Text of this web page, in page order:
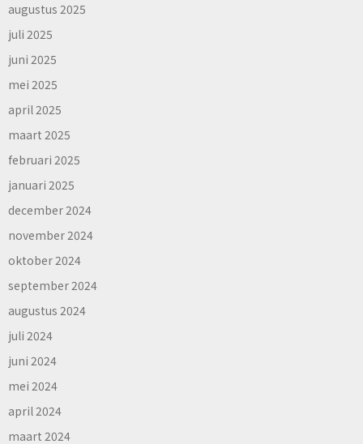
augustus 2025
juli 2025
juni 2025
mei 2025
april 2025
maart 2025
februari 2025
januari 2025
december 2024
november 2024
oktober 2024
september 2024
augustus 2024
juli 2024
juni 2024
mei 2024
april 2024
maart 2024